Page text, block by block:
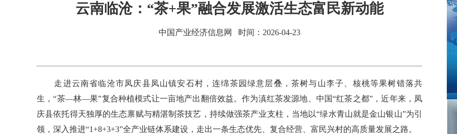
云南临沧：“茶+果”融合发展激活生态富民新动能
中国产业经济信息网 时间：2026-04-23
走进云南省临沧市凤庆县凤山镇安石村，连绵茶园绿意层叠，茶树与山李子、核桃等果树错落共
生，“茶—林—果”复合种植模式让一亩地产出翻倍效益。作为滇红茶发源地、中国“红茶之都”，近年来，凤
庆县依托得天独厚的生态禀赋与精湛制茶技艺，持续做强茶产业支柱，当地以“绿水青山就是金山银山”为引
领，深入推进“1+8+3+3”全产业链体系建设，走出一条生态优先、复合经营、富民兴村的高质量发展之路。